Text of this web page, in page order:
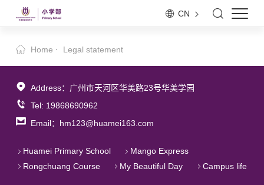
CN
Home Legal statement
Address：广州市天河区华美路23号华美学园
Tel: 19868690962
Email：hm123@huamei163.com
Huamei Primary School
Mango Express
Rongchuang Course
My Beautiful Day Campus life